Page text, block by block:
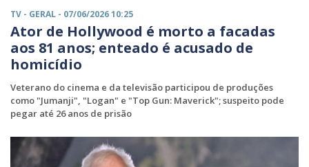
TV - GERAL - 07/06/2026 10:25
Ator de Hollywood é morto a facadas
aos 81 anos; enteado é acusado de
homicídio
Veterano do cinema e da televisão participou de produções
como "Jumanji", "Logan" e "Top Gun: Maverick"; suspeito pode
pegar até 26 anos de prisão